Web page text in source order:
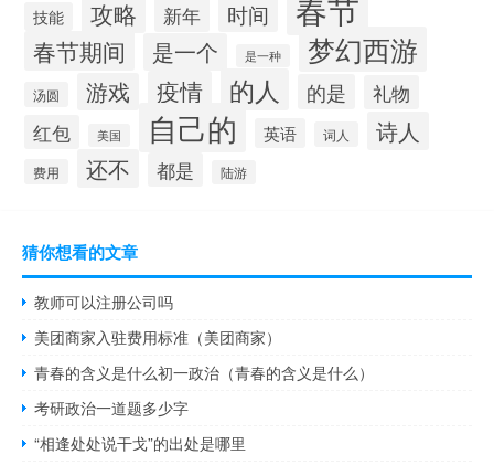
技能 攻略 新年 时间
春节期间 是一个 是一种 梦幻西游
汤圆 游戏 疫情 的人 的是
礼物
红包
美国 自己的 英语 词人 诗人
费用 还不 都是 陆游
猜你想看的文章
教师可以注册公司吗
美团商家入驻费用标准（美团商家）
青春的含义是什么初一政治（青春的含义是什么）
考研政治一道题多少字
“相逢处处说干戈”的出处是哪里